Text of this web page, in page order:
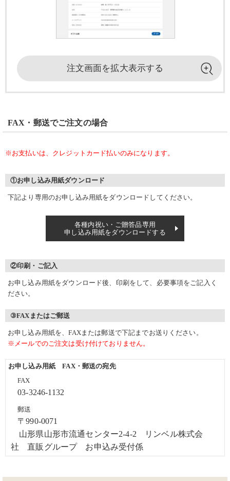
注文画面を拡大表示する
FAX・郵送でご注文の場合
※お支払いは、クレジットカード払いのみになります。
①お申し込み用紙ダウンロード
下記より専用のお申し込み用紙をダウンロードしてください。
各種内祝い・ご贈答品専用
申し込み用紙をダウンロードする
②印刷・ご記入
お申し込み用紙をダウンロード後、印刷をして、必要事項をご記入く
ださい。
③FAXまたはご郵送
お申し込み用紙を、FAXまたは郵送で下記までお送りください。
※メールでのご注文は受け付けておりません。
お申し込み用紙 FAX・郵送の宛先
FAX
03-3246-1132
郵送
〒990-0071
山形県山形市流通センター2-4-2 リンベル株式会
社 直販グループ お申込み受付係